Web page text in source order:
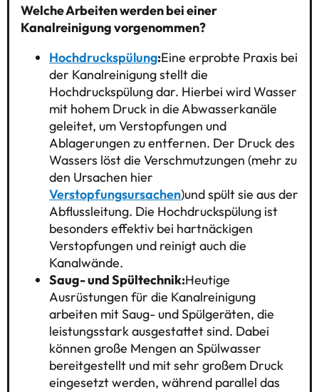
Welche Arbeiten werden bei einer
Kanalreinigung vorgenommen?
Hochdruckspülung:Eine erprobte Praxis bei
der Kanalreinigung stellt die
Hochdruckspülung dar. Hierbei wird Wasser
mit hohem Druck in die Abwasserkanäle
geleitet, um Verstopfungen und
Ablagerungen zu entfernen. Der Druck des
Wassers löst die Verschmutzungen (mehr zu
den Ursachen hier
Verstopfungsursachen)und spült sie aus der
Abflussleitung. Die Hochdruckspülung ist
besonders effektiv bei hartnäckigen
Verstopfungen und reinigt auch die
Kanalwände.
Saug- und Spültechnik:Heutige
Ausrüstungen für die Kanalreinigung
arbeiten mit Saug- und Spülgeräten, die
leistungsstark ausgestattet sind. Dabei
können große Mengen an Spülwasser
bereitgestellt und mit sehr großem Druck
eingesetzt werden, während parallel das